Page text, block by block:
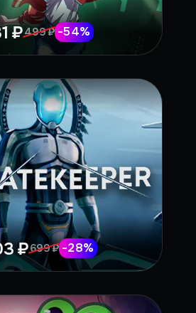
₽499 ₽ -54%
₽699 ₽ -28%